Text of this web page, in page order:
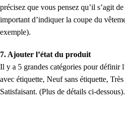
précisez que vous pensez qu’il s’agit
important d’indiquer la coupe du
exemple).
7. Ajouter l’état du produit
Il y a 5 grandes catégories pour définir
avec étiquette, Neuf sans étiquette,
Satisfaisant. (Plus de détails ci-dessous).